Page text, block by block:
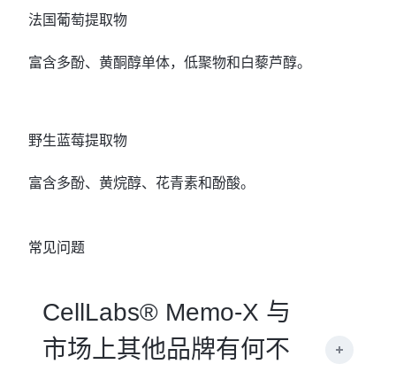
法国葡萄提取物
富含多酚、黄酮醇单体，低聚物和白藜芦醇。
野生蓝莓提取物
富含多酚、黄烷醇、花青素和酚酸。
常见问题
CellLabs® Memo-X 与
市场上其他品牌有何不